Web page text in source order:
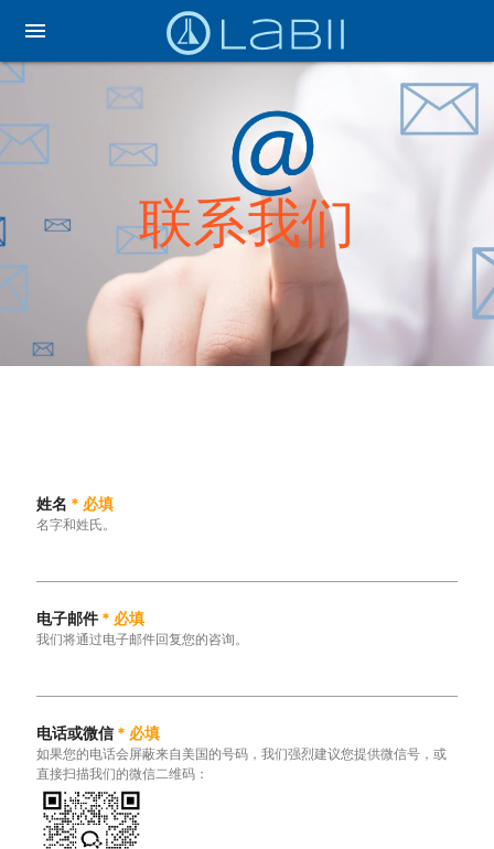
menu
联系我们
姓名 * 必填
名字和姓氏。
电子邮件* 必填
我们将通过电子邮件回复您的咨询。
电话或微信* 必填
如果您的电话会屏蔽来自美国的号码，我们强烈建议您提供微信号，或
直接扫描我们的微信二维码：